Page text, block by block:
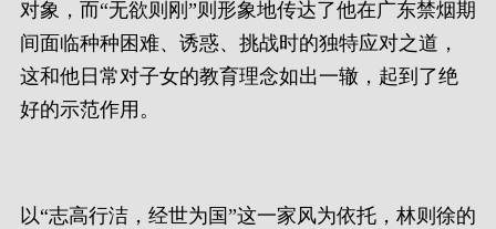
对象，而“无欲则刚”则形象地传达了他在广东禁烟期
间面临种种困难、诱惑、挑战时的独特应对之道，
这和他日常对子女的教育理念如出一辙，起到了绝
好的示范作用。
以“志高行洁，经世为国”这一家风为依托，林则徐的